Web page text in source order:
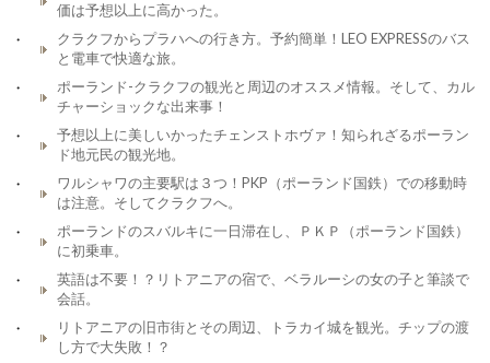
価は予想以上に高かった。
クラクフからプラハへの行き方。予約簡単！LEO EXPRESSのバス
と電車で快適な旅。
ポーランド-クラクフの観光と周辺のオススメ情報。そして、カル
チャーショックな出来事！
予想以上に美しいかったチェンストホヴァ！知られざるポーラン
ド地元民の観光地。
ワルシャワの主要駅は３つ！PKP（ポーランド国鉄）での移動時
は注意。そしてクラクフへ。
ポーランドのスバルキに一日滞在し、ＰＫＰ（ポーランド国鉄）
に初乗車。
英語は不要！？リトアニアの宿で、ベラルーシの女の子と筆談で
会話。
リトアニアの旧市街とその周辺、トラカイ城を観光。チップの渡
し方で大失敗！？